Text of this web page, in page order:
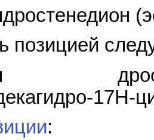
позицией
17H-
: